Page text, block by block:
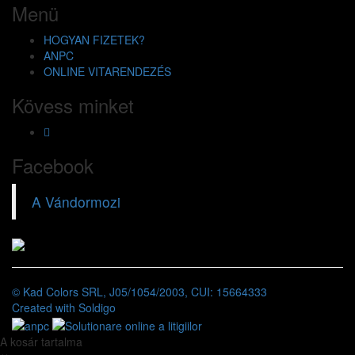
Menü
HOGYAN FIZETEK?
ANPC
ONLINE VITARENDEZÉS
Kövess minket
Facebook
A Vándormozi
© Kad Colors SRL, J05/1054/2003, CUI: 15664333
Created with Soldigo
A kosár tartalma